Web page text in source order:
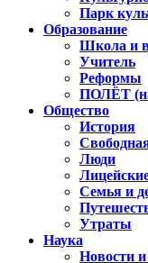
Парк
Образование
Школа и
Учитель
Реформы
ПОЛЁТ
Общество
История
Люди
Семья и
Утраты
Наука
Новости